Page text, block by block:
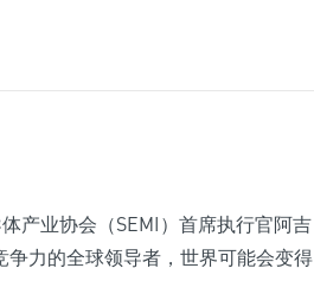
产业协会（SEMI）首席执行官阿吉
争力的全球领导者，世界可能会变得